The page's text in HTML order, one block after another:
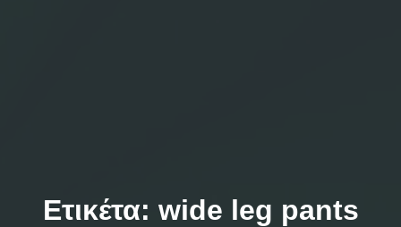
Ετικέτα: wide leg pants